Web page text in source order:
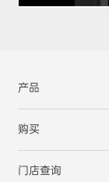
产品
购买
门店查询